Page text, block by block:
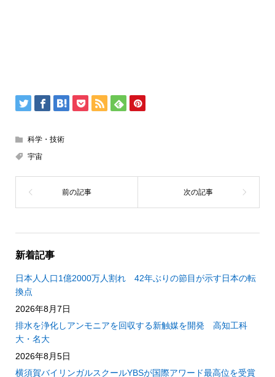
科学・技術
宇宙
新着記事
日本人人口1億2000万人割れ 42年ぶりの節目が示す日本の転
換点
2026年8月7日
排水を浄化しアンモニアを回収する新触媒を開発 高知工科
大・名大
2026年8月5日
横須賀バイリンガルスクールYBSが国際アワード最高位を受賞